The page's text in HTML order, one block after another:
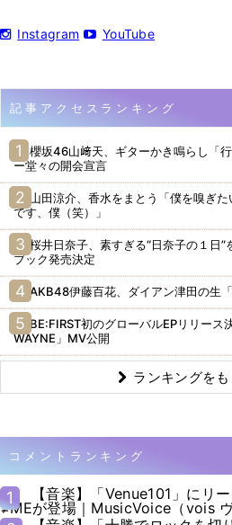
Instagram YouTube
記事アクセスランキング
櫻坂46山﨑天、ギターかき鳴らし「
ー堂々の開会宣言
山田涼介、香水をまとう「僕を嗅ぎた
です、僕（笑）」
桜井日奈子、素すぎる“日奈子の１日
ブック発売決定
AKB48伊藤百花、ダイアン津田の生「
BE:FIRST初のグローバルEPリリース
WAYNE」MV公開
ランキングを
コメントランキング
1
【音楽】「Venue101」にリ
≠MEが登場｜MusicVoice（vois ヴ